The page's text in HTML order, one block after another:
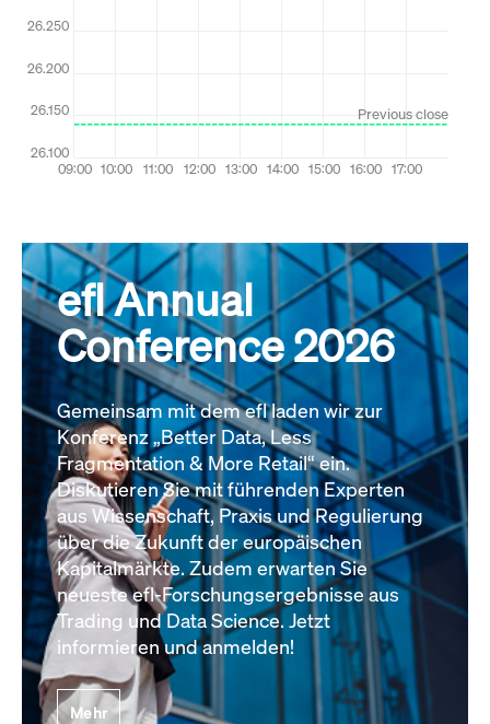
efl Annual
Conference 2026
Gemeinsam mit dem efl laden wir zur
Konferenz „Better Data, Less
Fragmentation & More Retail“ ein.
Diskutieren Sie mit führenden Experten
aus Wissenschaft, Praxis und Regulierung
über die Zukunft der europäischen
Kapitalmärkte. Zudem erwarten Sie
neueste efl-Forschungsergebnisse aus
Trading und Data Science. Jetzt
informieren und anmelden!
Mehr